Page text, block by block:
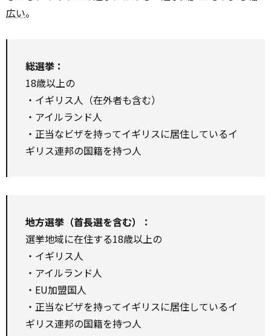
広い。
総選挙：
18歳以上の
・イギリス人（在外者も含む）
・アイルランド人
・正当なビザを持ってイギリスに居住しているイ
ギリス連邦の国籍を持つ人
地方選挙（首長選を含む）：
選挙地域に在住する18歳以上の
・イギリス人
・アイルランド人
・EU加盟国人
・正当なビザを持ってイギリスに居住しているイ
ギリス連邦の国籍を持つ人